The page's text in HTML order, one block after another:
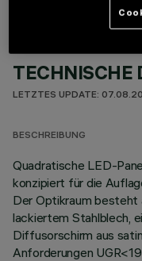
TECHNISCHE
LETZTES UPDATE:
BESCHREIBUNG
Quadratische LED-
konzipiert für die
Der Optikraum besteht
lackiertem Stahlblech,
Diffusorschirm aus
Anforderungen